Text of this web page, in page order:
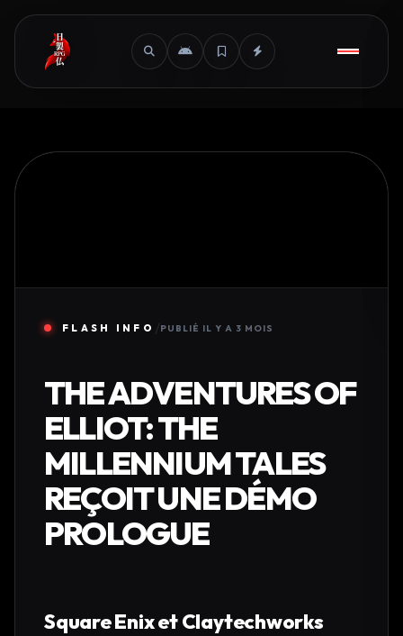
FLASH INFO / PUBLIÉ IL Y A 3 MOIS
THE ADVENTURES OF
ELLIOT: THE
MILLENNIUM TALES
REÇOIT UNE DÉMO
PROLOGUE
Square Enix et Claytechworks